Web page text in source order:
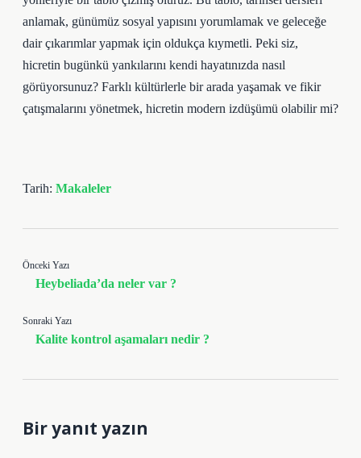
anlamak, günümüz sosyal yapısını yorumlamak ve geleceğe
dair çıkarımlar yapmak için oldukça kıymetli. Peki siz,
hicretin bugünkü yankılarını kendi hayatınızda nasıl
görüyorsunuz? Farklı kültürlerle bir arada yaşamak ve fikir
çatışmalarını yönetmek, hicretin modern izdüşümü olabilir mi?
Tarih: Makaleler
Önceki Yazı
Heybeliada’da neler var ?
Sonraki Yazı
Kalite kontrol aşamaları nedir ?
Bir yanıt yazın